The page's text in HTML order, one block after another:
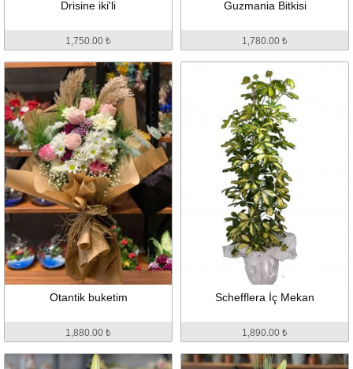
Drisine iki'li
1,750.00 ₺
Guzmania Bitkisi
1,780.00 ₺
Otantik buketim
1,880.00 ₺
Schefflera İç Mekan
1,890.00 ₺